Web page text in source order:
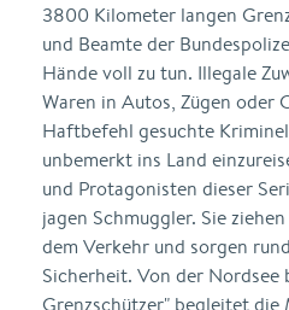
3800 Kilometer langen
und Beamte der
Hände voll zu tun. Illegale
Waren in Autos, Zügen oder
Haftbefehl gesuchte
unbemerkt ins Land
und Protagonisten dieser
jagen Schmuggler. Sie
dem Verkehr und sorgen
Sicherheit. Von der Nordsee
Grenzschützer" begleitet die